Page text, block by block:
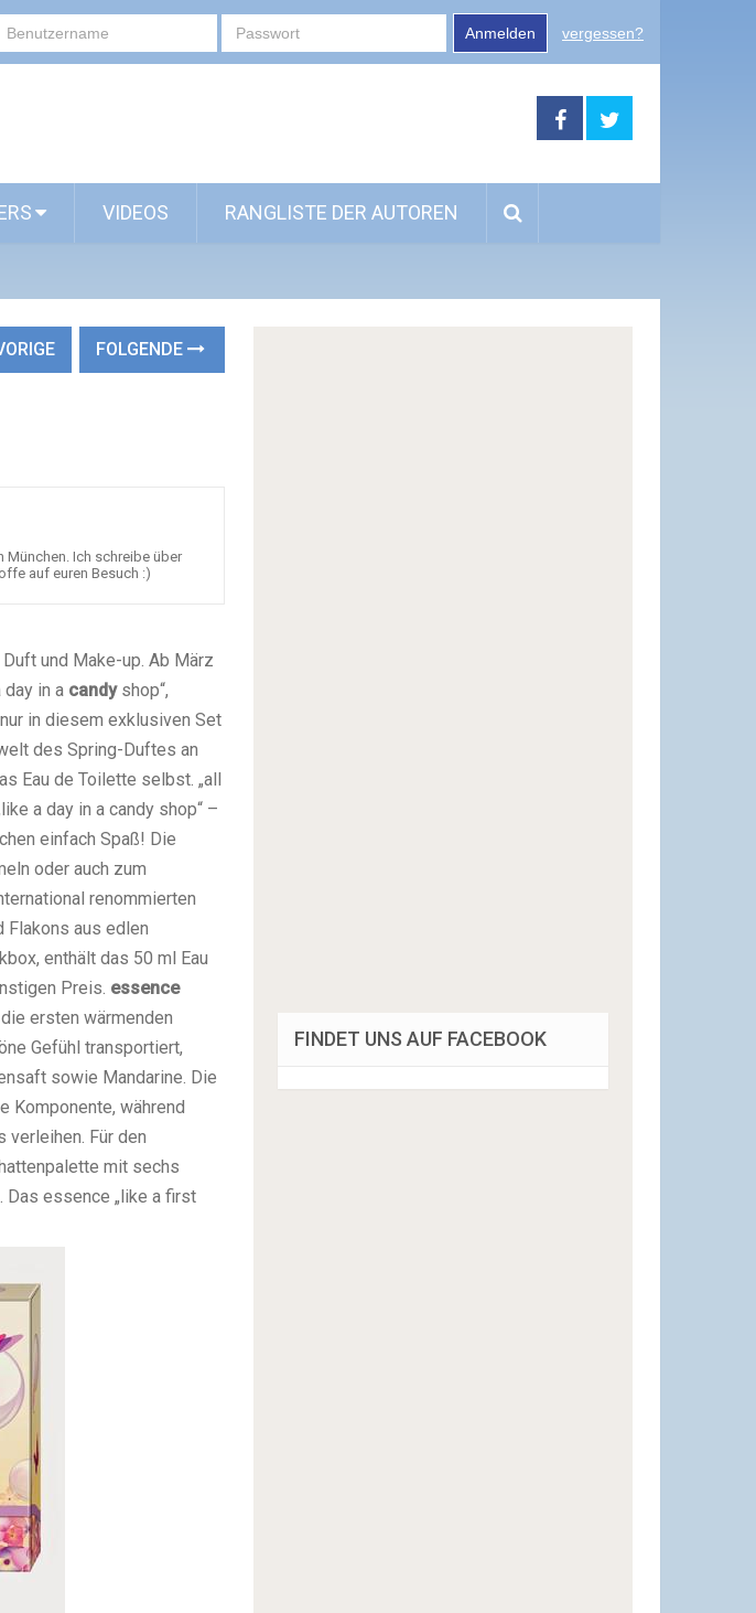
Anmelden vergessen?
VIDEOS RANGLISTE DER AUTOREN
FOLGENDE
München. Ich schreibe über
auf euren Besuch :)
und Make-up. Ab März
in a candyshop“,
in diesem exklusiven Set
des Spring-Duftes an
Eau de Toilette selbst. „all
a day in a candy shop“ –
einfach Spaß! Die
oder auch zum
renommierten
Flakons aus edlen
enthält das 50 ml Eau
Preis. essence
ersten wärmenden
Gefühl transportiert,
sowie Mandarine. Die
Komponente, während
verleihen. Für den
mit sechs
Das essence „like a first
FINDET UNS AUF FACEBOOK